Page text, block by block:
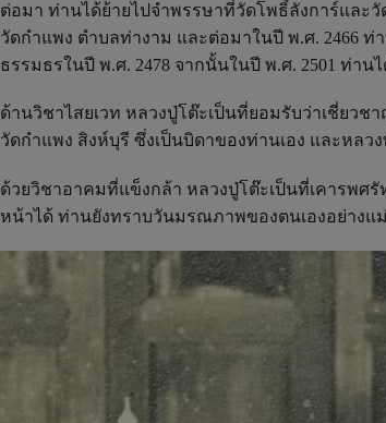
ต่อมา ท่านได้ย้ายไปจำพรรษาที่วัดโพธิ์ลังการ์แล
วัดกำแพง ตำบลท่างาม และต่อมาในปี พ.ศ. 2466 ท่
ธรรมธรในปี พ.ศ. 2478 จากนั้นในปี พ.ศ. 2501 ท่า
ด้านวิชาไสยเวท หลวงปู่โต๊ะเป็นที่ยอมรับว่าเชี่ยว
วัดกำแพง สิงห์บุรี ซึ่งเป็นบิดาของท่านเอง และหล
ด้วยวิชาอาคมที่แข็งกล้า หลวงปู่โต๊ะเป็นที่เคารพ
หน้าได้ ท่านยังทราบวันมรณภาพของตนเองอย่างแ